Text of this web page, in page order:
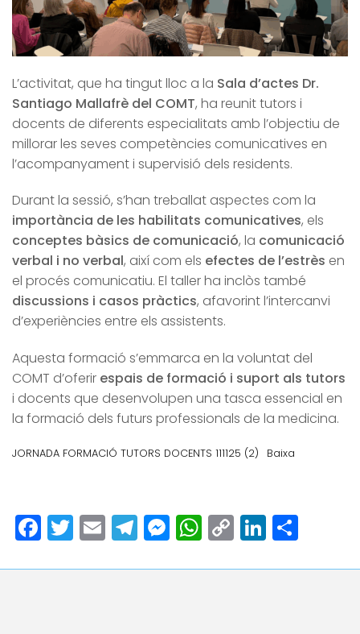
L’activitat, que ha tingut lloc a la Sala d’actes Dr.
Santiago Mallafrè del COMT, ha reunit tutors i
docents de diferents especialitats amb l’objectiu de
millorar les seves competències comunicatives en
l’acompanyament i supervisió dels residents.
Durant la sessió, s’han treballat aspectes com la
importància de les habilitats comunicatives, els
conceptes bàsics de comunicació, la comunicació
verbal i no verbal, així com els efectes de l’estrès en
el procés comunicatiu. El taller ha inclòs també
discussions i casos pràctics, afavorint l’intercanvi
d’experiències entre els assistents.
Aquesta formació s’emmarca en la voluntat del
COMT d’oferir espais de formació i suport als tutors
i docents que desenvolupen una tasca essencial en
la formació dels futurs professionals de la medicina.
JORNADA FORMACIÓ TUTORS DOCENTS 111125 (2) Baixa
Facebook
Twitter
EmailTelegram
Messenger
WhatsApp
Copy
Link